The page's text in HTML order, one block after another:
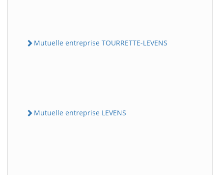
Mutuelle entreprise TOURRETTE-LEVENS
Mutuelle entreprise LEVENS